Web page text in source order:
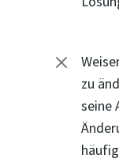
M
zu
seine